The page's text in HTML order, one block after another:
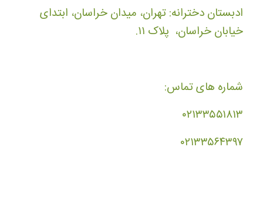
ادبستان دخترانه: تهران، میدان خراسان، ابتدای
خیابان خراسان، پلاک ۱۱.
شماره های تماس:
۰۲۱۳۳۵۵۱۸۱۳
۰۲۱۳۳۵۶۴۳۹۷